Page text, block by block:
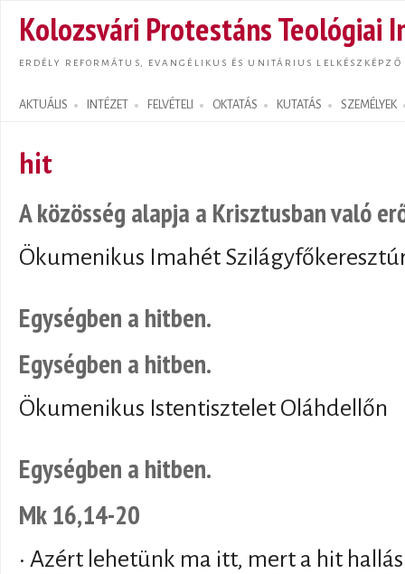
Kolozsvári Protestáns Teológiai
ERDÉLY REFORMÁTUS, EVANGÉLIKUS ÉS UNITÁRIUS LELKÉSZKÉPZŐ
AKTUÁLIS INTÉZET FELVÉTELI OKTATÁS KUTATÁS SZEMÉLYEK
Search form
hit
A közösség alapja a Krisztusban való
Ökumenikus Imahét
Egységben a hitben.
Egységben a hitben.
Ökumenikus Istentisztelet Oláhdellőn
Egységben a hitben.
Mk 16,14-20
• Azért lehetünk ma itt, mert a hit